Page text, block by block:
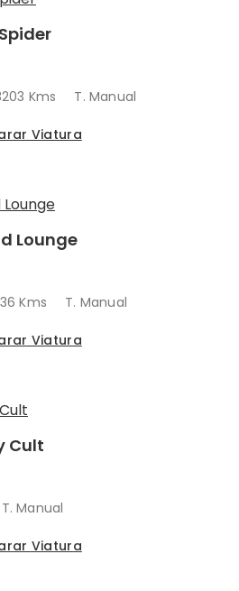
Kms T. Manual
Viatura
Lounge
Kms T. Manual
Viatura
Cult
T. Manual
Viatura